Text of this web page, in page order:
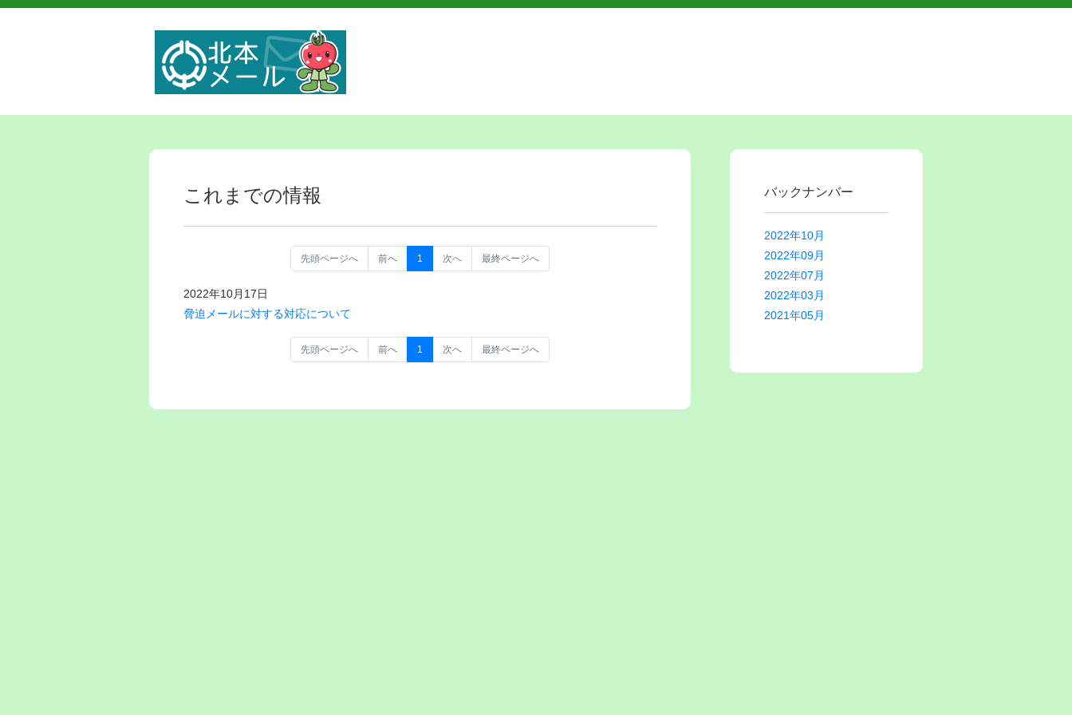
これまでの情報
先頭ページへ 前へ 1 次へ 最終ページへ
2022年10月17日
脅迫メールに対する対応について
先頭ページへ 前へ 1 次へ 最終ページへ
バックナンバー
2022年10月
2022年09月
2022年07月
2022年03月
2021年05月